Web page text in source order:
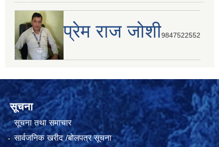
प्रेम राज जोशी9847522552
सूचना
सूचना तथा समाचार
सार्वजनिक खरीद /बोलपत्र सूचना